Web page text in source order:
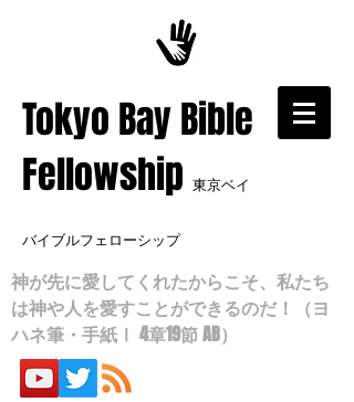
​Tokyo Bay Bible
Fellowship 東京ベイ
バイブルフェローシップ
神が先に愛してくれたからこそ、私たち
は神や人を愛すことができるのだ！（ヨ
ハネ筆・手紙Ⅰ 4章19節 AB）